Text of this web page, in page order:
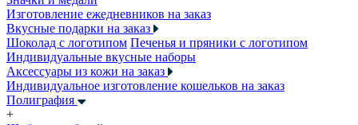
Изготовление ежедневников на заказ
Вкусные подарки на заказ
Шоколад с логотипом Печенья и пряники с логотипом
Индивидуальные вкусные наборы
Аксессуары из кожи на заказ
Индивидуальное изготовление кошельков на заказ
Полиграфия
+